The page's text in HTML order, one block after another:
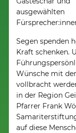
ausgewählten
Segen spenden
Kraft schenken.
Wünsche mit
vollbracht
in der Region
Pfarrer Frank
auf diese